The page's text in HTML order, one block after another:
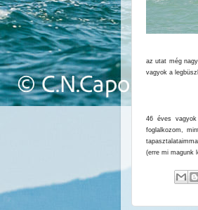
az utat még
vagyok a
46 éves vagyok
foglalkozom,
(erre mi magunk